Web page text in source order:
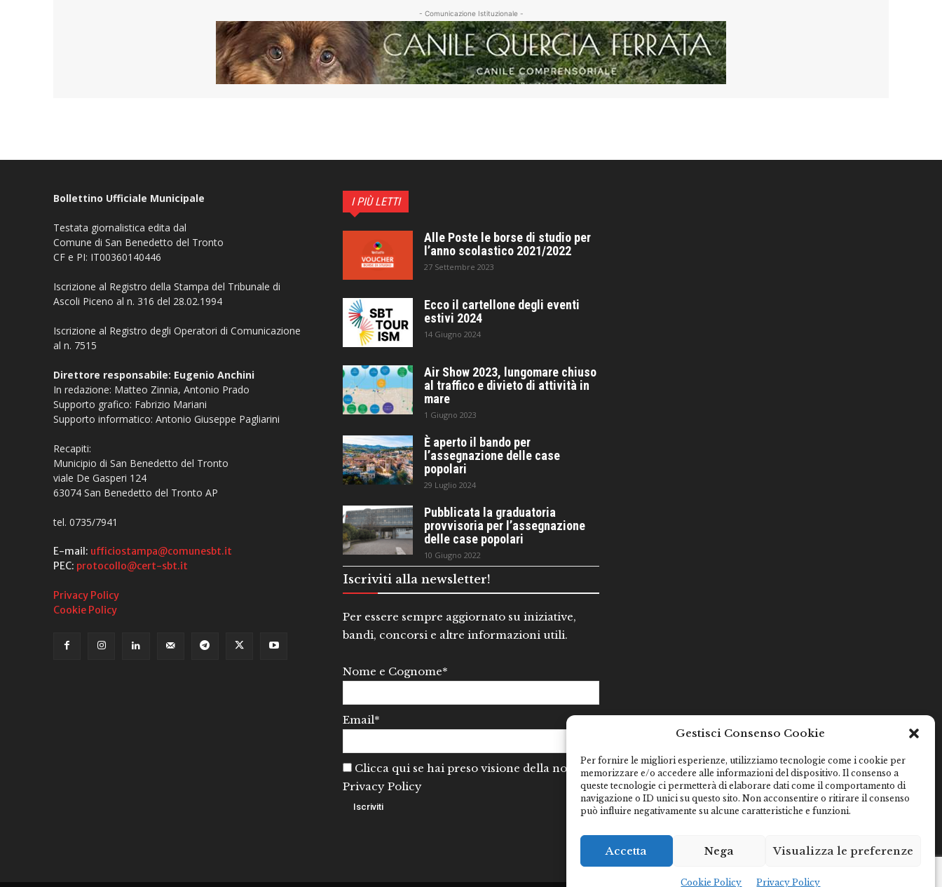
Gestisci Consenso Cookie
Per fornire le migliori esperienze, utilizziamo tecnologie come i cookie per
memorizzare e/o accedere alle informazioni del dispositivo. Il consenso a
queste tecnologie ci permetterà di elaborare dati come il comportamento di
navigazione o ID unici su questo sito. Non acconsentire o ritirare il consenso
può influire negativamente su alcune caratteristiche e funzioni.
Accetta Nega Visualizza le preferenze
Cookie Policy Privacy Policy
- Comunicazione Istituzionale -
Bollettino Ufficiale Municipale
Testata giornalistica edita dal
Comune di San Benedetto del Tronto
CF e PI: IT00360140446
Iscrizione al Registro della Stampa del Tribunale di
Ascoli Piceno al n. 316 del 28.02.1994
Iscrizione al Registro degli Operatori di Comunicazione
al n. 7515
Direttore responsabile: Eugenio Anchini
In redazione: Matteo Zinnia, Antonio Prado
Supporto grafico: Fabrizio Mariani
Supporto informatico: Antonio Giuseppe Pagliarini
Recapiti:
Municipio di San Benedetto del Tronto
viale De Gasperi 124
63074 San Benedetto del Tronto AP
tel. 0735/7941
E-mail: ufficiostampa@comunesbt.it
PEC: protocollo@cert-sbt.it
Privacy Policy
Cookie Policy
I PIÙ LETTI
Alle Poste le borse di studio per
l’anno scolastico 2021/2022
27 Settembre 2023
Ecco il cartellone degli eventi
estivi 2024
14 Giugno 2024
Air Show 2023, lungomare chiuso
al traffico e divieto di attività in
mare
1 Giugno 2023
È aperto il bando per
l’assegnazione delle case
popolari
29 Luglio 2024
Pubblicata la graduatoria
provvisoria per l’assegnazione
delle case popolari
10 Giugno 2022
Iscriviti alla newsletter!
Per essere sempre aggiornato su iniziative,
bandi, concorsi e altre informazioni utili.
Nome e Cognome*
Email*
Clicca qui se hai preso visione della nostra
Privacy Policy